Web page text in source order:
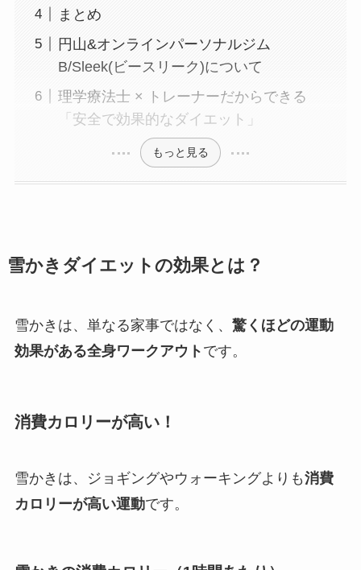
まとめ
円山&オンラインパーソナルジム
B/Sleek(ビースリーク)について
理学療法士 × トレーナーだからできる
「安全で効果的なダイエット」
もっと見る
雪かきダイエットの効果とは？
雪かきは、単なる家事ではなく、 驚くほどの運動
効果がある全身ワークアウト です。
消費カロリーが高い！
雪かきは、ジョギングやウォーキングよりも消費
カロリーが高い運動です。